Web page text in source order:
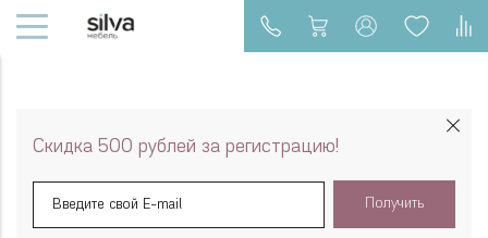
Скидка 500 рублей за регистрацию!
Получить